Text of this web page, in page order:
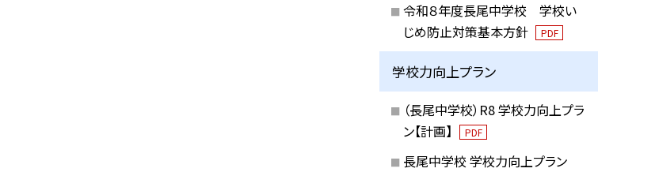
令和８年度長尾中学校 学校い
じめ防止対策基本方針
PDF
学校力向上プラン
（長尾中学校）R8 学校力向上プラ
ン【計画】
PDF
長尾中学校 学校力向上プラン